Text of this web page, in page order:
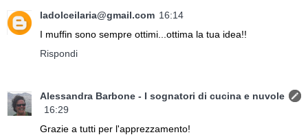
ladolceilaria@gmail.com 16:14
I muffin sono sempre ottimi...ottima la tua idea!!
Rispondi
Alessandra Barbone - I sognatori di cucina e nuvole
16:29
Grazie a tutti per l'apprezzamento!